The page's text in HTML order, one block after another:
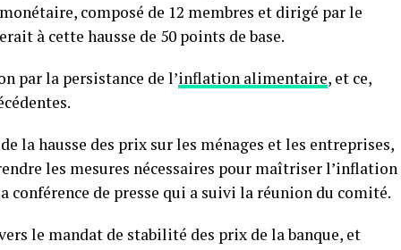
composé de 12 membres et dirigé par le
à cette hausse de 50 points de base.
par la persistance de l’inflation alimentaire, et ce,
la hausse des prix sur les ménages et les entreprises,
les mesures nécessaires pour maîtriser l’inflation
conférence de presse qui a suivi la réunion du comité.
le mandat de stabilité des prix de la banque, et